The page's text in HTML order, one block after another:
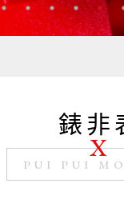
PUI PUI
錶非